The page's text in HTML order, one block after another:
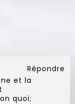
Répondre
et la
quoi;